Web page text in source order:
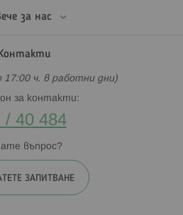
за нас
Контакти
17:00 ч. в работни дни)
за контакти:
/ 40 484
въпрос?
ЗАПИТВАНЕ